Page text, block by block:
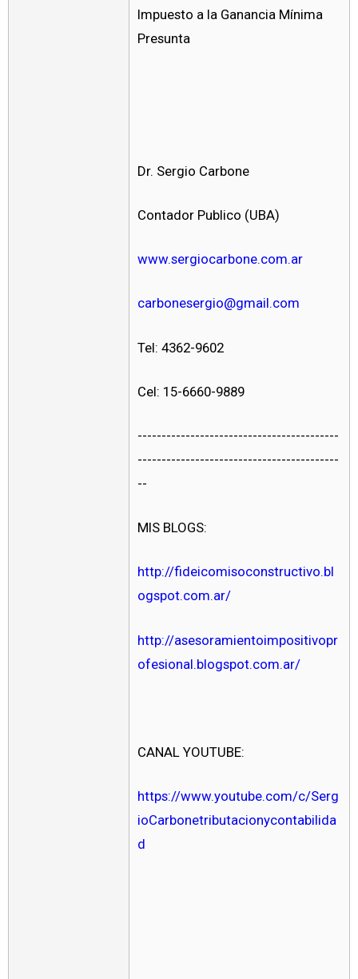
Impuesto a la Ganancia Mínima
Presunta
Dr. Sergio Carbone
Contador Publico (UBA)
www.sergiocarbone.com.ar
carbonesergio@gmail.com
Tel: 4362-9602
Cel: 15-6660-9889
------------------------------------------
------------------------------------------
--
MIS BLOGS:
http://fideicomisoconstructivo.bl
ogspot.com.ar/
http://asesoramientoimpositivopr
ofesional.blogspot.com.ar/
CANAL YOUTUBE:
https://www.youtube.com/c/Serg
ioCarbonetributacionycontabilida
d